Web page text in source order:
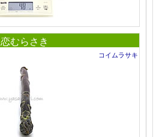
恋むらさき
コイムラサキ